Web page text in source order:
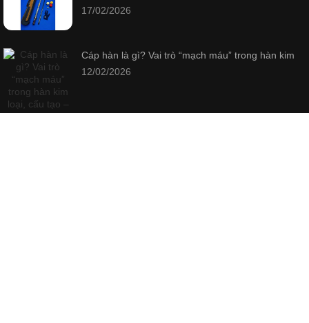
17/02/2026
Cáp hàn là gì? Vai trò “mạch máu” trong hàn kim
12/02/2026